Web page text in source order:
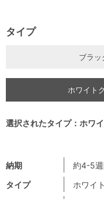
納期
約4-5週
タイプ
ホワイ
タイプ
ブラ
ホワイト
選択されたタイプ：ホワ